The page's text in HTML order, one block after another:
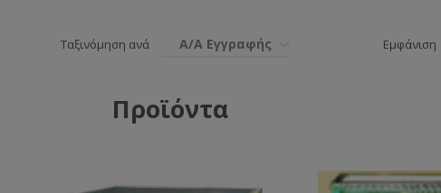
Ταξινόμηση ανά Α/Α Εγγραφής Εμφάνιση
Προϊόντα